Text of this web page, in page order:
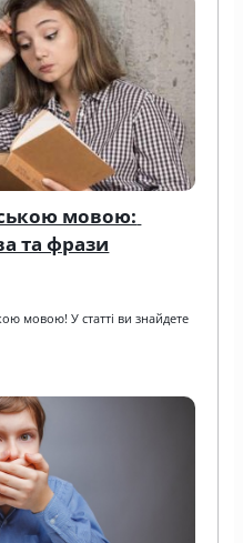
мовою:
та фрази
мовою! У статті ви знайдете